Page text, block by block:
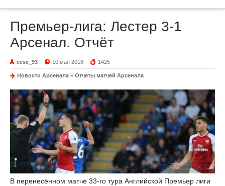
Премьер-лига: Лестер 3-1
Арсенал. Отчёт
cesc_93 10 мая 2018 1425
Новости Арсенала » Отчеты матчей Арсенала
В перенесённом матче 33-го тура Английской Премьер лиги